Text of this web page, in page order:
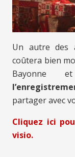
Un autre des
coûtera bien
Bayonne
partager avec
Cliquez ici
visio.